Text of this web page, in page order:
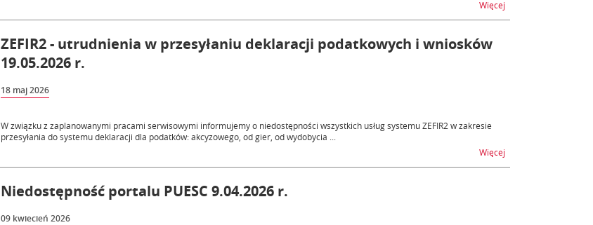
Więcej
ZEFIR2 - utrudnienia w przesyłaniu deklaracji podatkowych i wniosków
19.05.2026 r.
18 maj 2026
W związku z zaplanowanymi pracami serwisowymi informujemy o niedostępności wszystkich usług systemu ZEFIR2 w zakresie
przesyłania do systemu deklaracji dla podatków: akcyzowego, od gier, od wydobycia ...
Więcej
Niedostępność portalu PUESC 9.04.2026 r.
09 kwiecień 2026